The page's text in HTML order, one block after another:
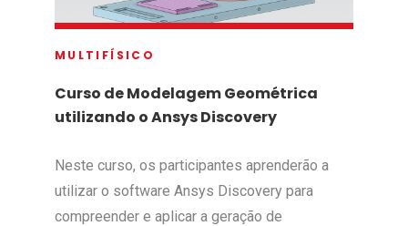
MULTIFÍSICO
Curso de Modelagem Geométrica
utilizando o Ansys Discovery
Neste curso, os participantes aprenderão a
utilizar o software Ansys Discovery para
compreender e aplicar a geração de